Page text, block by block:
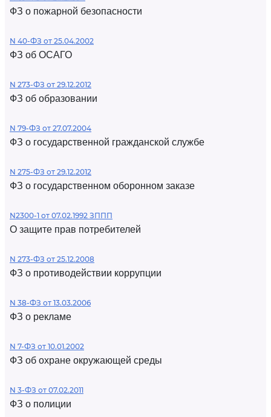
ФЗ о пожарной безопасности
N 40-ФЗ от 25.04.2002
ФЗ об ОСАГО
N 273-ФЗ от 29.12.2012
ФЗ об образовании
N 79-ФЗ от 27.07.2004
ФЗ о государственной гражданской службе
N 275-ФЗ от 29.12.2012
ФЗ о государственном оборонном заказе
N2300-1 от 07.02.1992 ЗППП
О защите прав потребителей
N 273-ФЗ от 25.12.2008
ФЗ о противодействии коррупции
N 38-ФЗ от 13.03.2006
ФЗ о рекламе
N 7-ФЗ от 10.01.2002
ФЗ об охране окружающей среды
N 3-ФЗ от 07.02.2011
ФЗ о полиции